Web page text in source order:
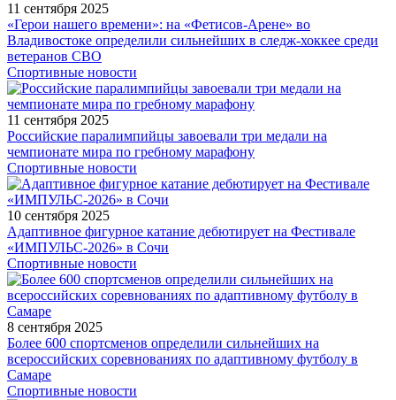
11 сентября 2025
«Герои нашего времени»: на «Фетисов-Арене» во
Владивостоке определили сильнейших в следж-хоккее среди
ветеранов СВО
Спортивные новости
11 сентября 2025
Российские паралимпийцы завоевали три медали на
чемпионате мира по гребному марафону
Спортивные новости
10 сентября 2025
Адаптивное фигурное катание дебютирует на Фестивале
«ИМПУЛЬС-2026» в Сочи
Спортивные новости
8 сентября 2025
Более 600 спортсменов определили сильнейших на
всероссийских соревнованиях по адаптивному футболу в
Самаре
Спортивные новости